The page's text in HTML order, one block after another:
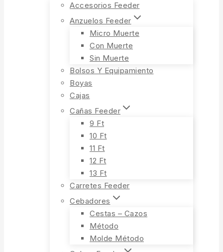
Accesorios Feeder
Anzuelos Feeder
Micro Muerte
Con Muerte
Sin Muerte
Bolsos Y Equipamiento
Boyas
Cajas
Cañas Feeder
9 Ft
10 Ft
11 Ft
12 Ft
13 Ft
Carretes Feeder
Cebadores
Cestas – Cazos
Método
Molde Método